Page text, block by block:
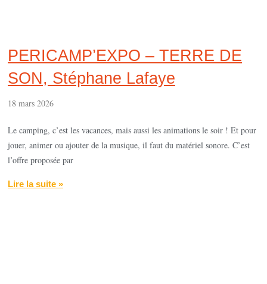
PERICAMP’EXPO – TERRE DE
SON, Stéphane Lafaye
18 mars 2026
Le camping, c’est les vacances, mais aussi les animations le soir ! Et pour
jouer, animer ou ajouter de la musique, il faut du matériel sonore. C’est
l’offre proposée par
Lire la suite »